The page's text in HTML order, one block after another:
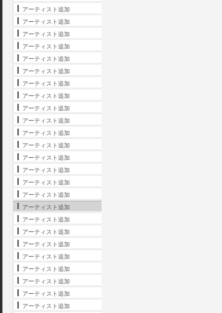
アーティスト追加
アーティスト追加
アーティスト追加
アーティスト追加
アーティスト追加
アーティスト追加
アーティスト追加
アーティスト追加
アーティスト追加
アーティスト追加
アーティスト追加
アーティスト追加
アーティスト追加
アーティスト追加
アーティスト追加
アーティスト追加
アーティスト追加
アーティスト追加
アーティスト追加
アーティスト追加
アーティスト追加
アーティスト追加
アーティスト追加
アーティスト追加
アーティスト追加